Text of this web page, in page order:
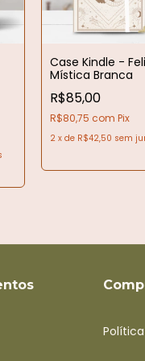
Case Kindle -
Mística Branca
R$85,00
R$80,75 com Pix
2 x de R$42,50 sem